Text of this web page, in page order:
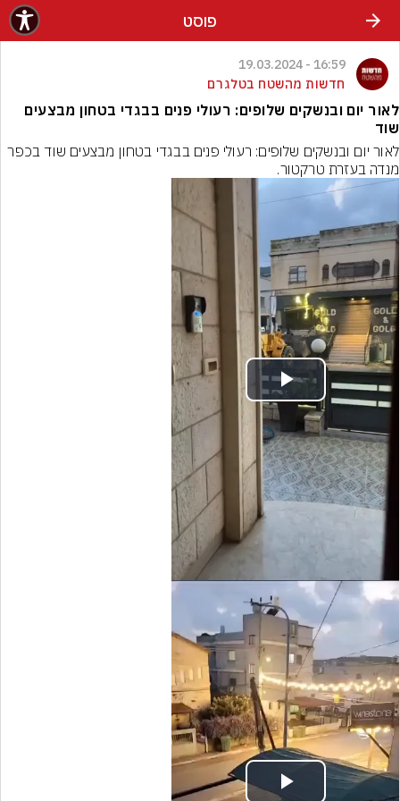
פוסט
16:59 - 19.03.2024
חדשות מהשטח בטלגרם
לאור יום ובנשקים שלופים: רעולי פנים בבגדי בטחון מבצעים
שוד
לאור יום ובנשקים שלופים: רעולי פנים בבגדי בטחון מבצעים שוד בכפר
מנדה בעזרת טרקטור.
Play
Video